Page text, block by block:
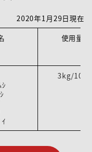
2020年1月29日現在
使用量
ｼ
3kg/10a